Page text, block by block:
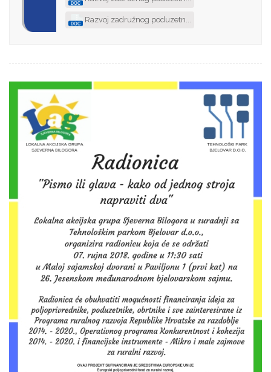
Razvoj zadružnog poduzetn...